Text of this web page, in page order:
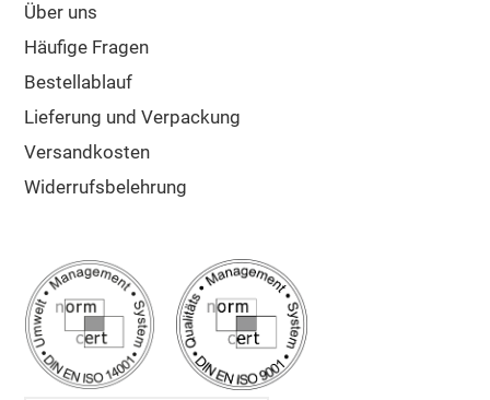
Über uns
Häufige Fragen
Bestellablauf
Lieferung und Verpackung
Versandkosten
Widerrufsbelehrung